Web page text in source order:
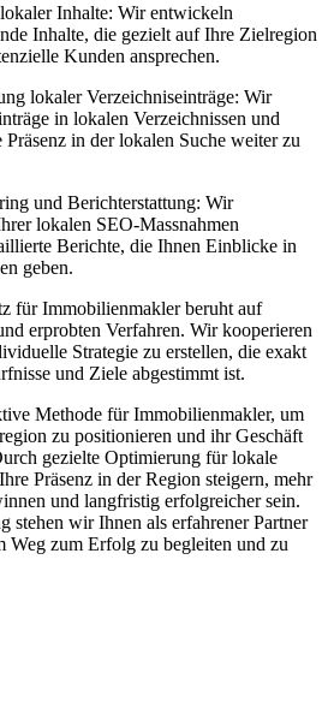
Inhalte: Wir entwickeln
Inhalte, die gezielt auf Ihre Zielregion
Kunden ansprechen.
lokaler Verzeichniseinträge: Wir
in lokalen Verzeichnissen und
in der lokalen Suche weiter zu
und Berichterstattung: Wir
lokalen SEO-Massnahmen
Berichte, die Ihnen Einblicke in
geben.
für Immobilienmakler beruht auf
erprobten Verfahren. Wir kooperieren
Strategie zu erstellen, die exakt
und Ziele abgestimmt ist.
Methode für Immobilienmakler, um
zu positionieren und ihr Geschäft
gezielte Optimierung für lokale
Präsenz in der Region steigern, mehr
und langfristig erfolgreicher sein.
stehen wir Ihnen als erfahrener Partner
Weg zum Erfolg zu begleiten und zu